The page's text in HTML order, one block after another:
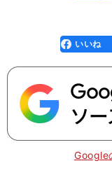
faceboo
k
いいね
Google